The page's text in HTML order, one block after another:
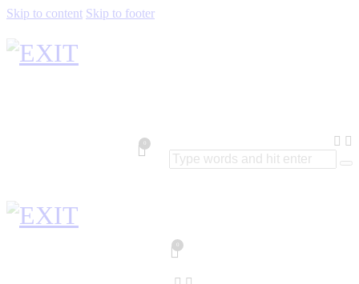
Skip to content Skip to footer